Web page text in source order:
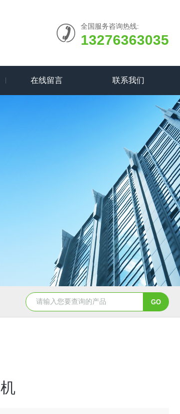
全国服务咨询热线:
13276363035
在线留言 联系我们
TH-LD1雷电预警监测站 TH-GS6管式土